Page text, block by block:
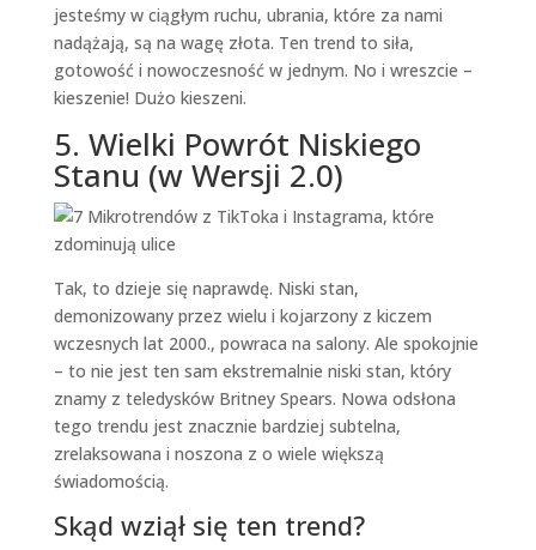
jesteśmy w ciągłym ruchu, ubrania, które za nami
nadążają, są na wagę złota. Ten trend to siła,
gotowość i nowoczesność w jednym. No i wreszcie –
kieszenie! Dużo kieszeni.
5. Wielki Powrót Niskiego
Stanu (w Wersji 2.0)
Tak, to dzieje się naprawdę. Niski stan,
demonizowany przez wielu i kojarzony z kiczem
wczesnych lat 2000., powraca na salony. Ale spokojnie
– to nie jest ten sam ekstremalnie niski stan, który
znamy z teledysków Britney Spears. Nowa odsłona
tego trendu jest znacznie bardziej subtelna,
zrelaksowana i noszona z o wiele większą
świadomością.
Skąd wziął się ten trend?